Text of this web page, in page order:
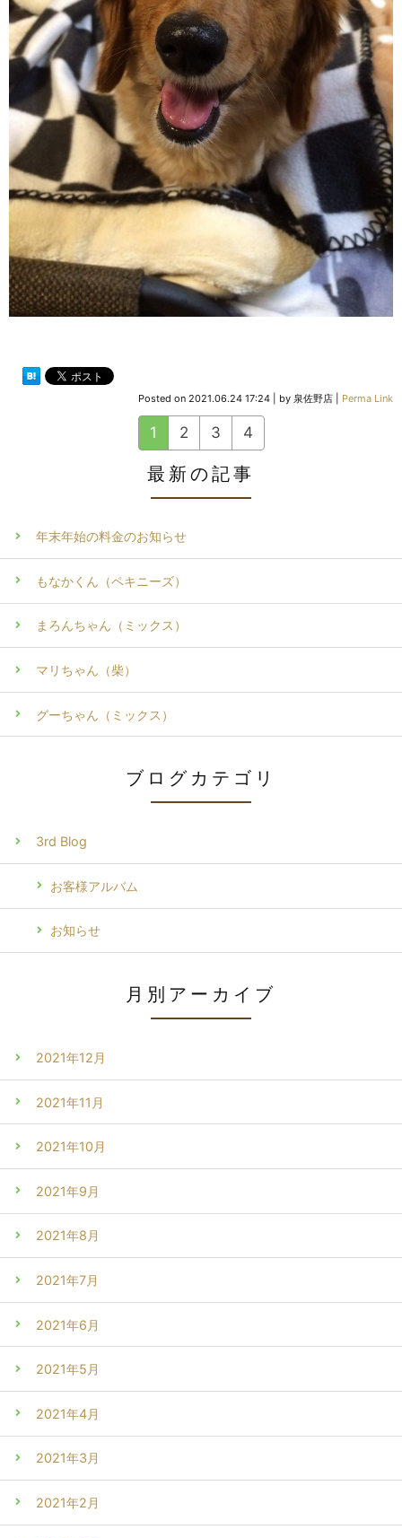
Posted on 2021.06.24 17:24 by 泉佐野店 Perma Link
1 2 3 4
最新の記事
年末年始の料金のお知らせ
もなかくん（ペキニーズ）
まろんちゃん（ミックス）
マリちゃん（柴）
グーちゃん（ミックス）
ブログカテゴリ
3rd Blog
お客様アルバム
お知らせ
月別アーカイブ
2021年12月
2021年11月
2021年10月
2021年9月
2021年8月
2021年7月
2021年6月
2021年5月
2021年4月
2021年3月
2021年2月